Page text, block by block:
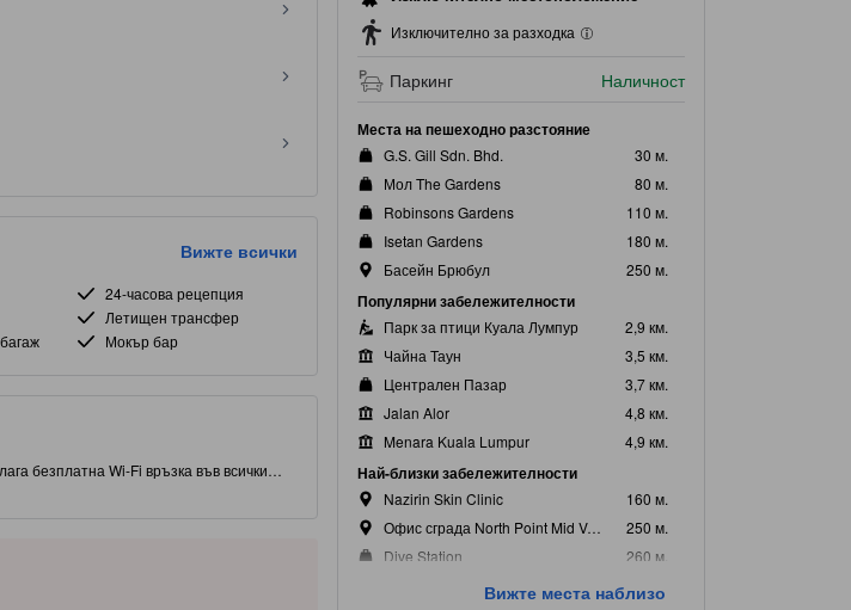
Вижте всички
24-часова рецепция
Летищен трансфер
Мокър бар
безплатна Wi-Fi връзка във всички
дава близък достъп до атракции и
Twin Towers. С оценка от 5.0 звезди,
Изключително за разходка
Паркинг Наличност
Места на пешеходно разстояние
G.S. Gill Sdn. Bhd.
30 м.
Мол The Gardens
80 м.
Robinsons Gardens
110 м.
Isetan Gardens
180 м.
Басейн Брюбул
250 м.
Популярни забележителности
Парк за птици Куала Лумпур
2,9 км.
Чайна Таун
3,5 км.
Централен Пазар
3,7 км.
Jalan Alor
4,8 км.
Menara Kuala Lumpur
4,9 км.
Най-близки забележителности
Nazirin Skin Clinic
160 м.
Офис сграда North Point Mid Valley
250 м.
Dive Station
260 м.
MPH Bookstore in Mid ValleyВижте места наблизо